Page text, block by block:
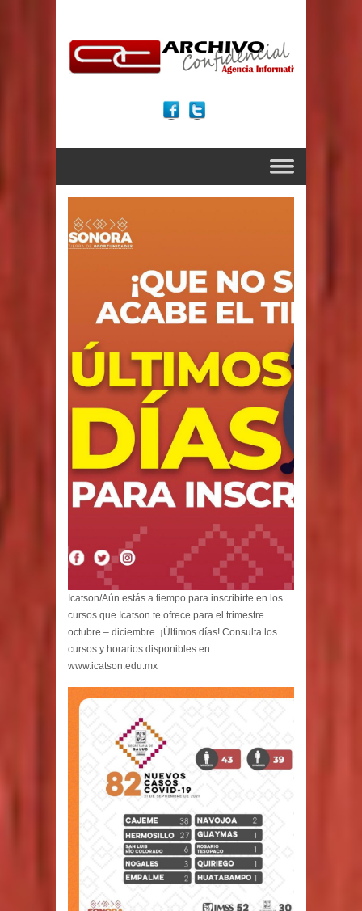
Icatson/Aún estás a tiempo para inscribirte en los
cursos que Icatson te ofrece para el trimestre
octubre – diciembre. ¡Últimos días! Consulta los
cursos y horarios disponibles en
www.icatson.edu.mx